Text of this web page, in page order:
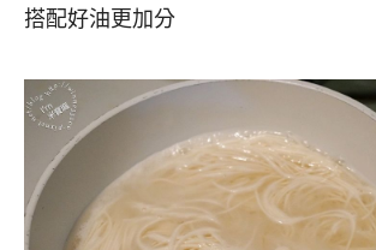
搭配好油更加分